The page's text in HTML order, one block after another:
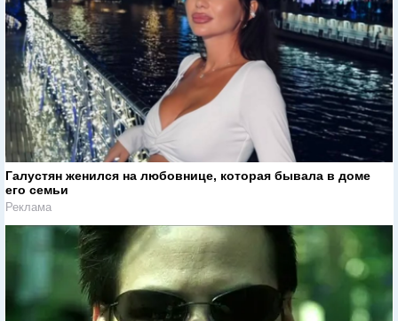
Галустян женился на любовнице, которая бывала в доме
его семьи
Реклама